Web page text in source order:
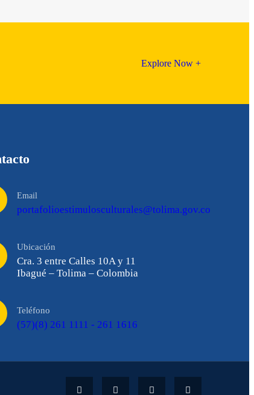
Explore Now +
Email
portafolioestimulosculturales@tolima.gov.co
Ubicación
Cra. 3 entre Calles 10A y 11
Ibagué – Tolima – Colombia
Teléfono
(57)(8) 261 1111 - 261 1616